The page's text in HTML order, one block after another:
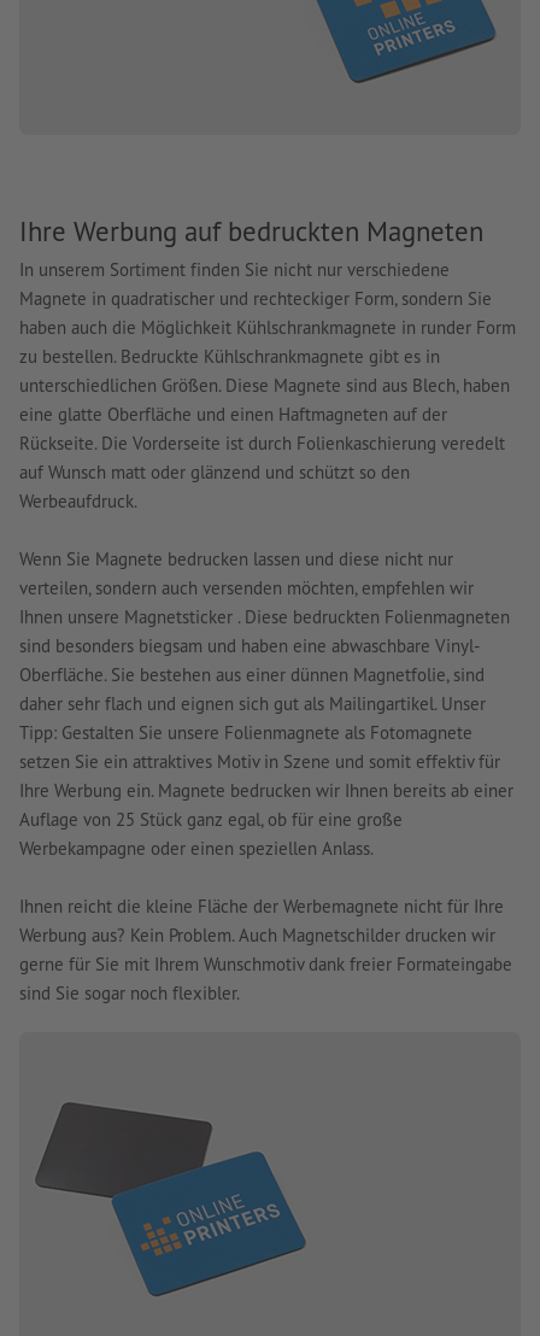
Ihre Werbung auf bedruckten Magneten
In unserem Sortiment finden Sie nicht nur verschiedene
Magnete in quadratischer und rechteckiger Form, sondern Sie
haben auch die Möglichkeit Kühlschrankmagnete in runder Form
zu bestellen. Bedruckte Kühlschrankmagnete gibt es in
unterschiedlichen Größen. Diese Magnete sind aus Blech, haben
eine glatte Oberfläche und einen Haftmagneten auf der
Rückseite. Die Vorderseite ist durch Folienkaschierung veredelt
auf Wunsch matt oder glänzend und schützt so den
Werbeaufdruck.
Wenn Sie Magnete bedrucken lassen und diese nicht nur
verteilen, sondern auch versenden möchten, empfehlen wir
Ihnen unsere Magnetsticker . Diese bedruckten Folienmagneten
sind besonders biegsam und haben eine abwaschbare Vinyl-
Oberfläche. Sie bestehen aus einer dünnen Magnetfolie, sind
daher sehr flach und eignen sich gut als Mailingartikel. Unser
Tipp: Gestalten Sie unsere Folienmagnete als Fotomagnete
setzen Sie ein attraktives Motiv in Szene und somit effektiv für
Ihre Werbung ein. Magnete bedrucken wir Ihnen bereits ab einer
Auflage von 25 Stück ganz egal, ob für eine große
Werbekampagne oder einen speziellen Anlass.
Ihnen reicht die kleine Fläche der Werbemagnete nicht für Ihre
Werbung aus? Kein Problem. Auch Magnetschilder drucken wir
gerne für Sie mit Ihrem Wunschmotiv dank freier Formateingabe
sind Sie sogar noch flexibler.